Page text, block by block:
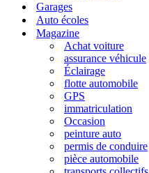
Garages
Auto écoles
Magazine
Achat voiture
assurance véhicule
Éclairage
flotte automobile
GPS
immatriculation
Occasion
peinture auto
permis de conduire
pièce automobile